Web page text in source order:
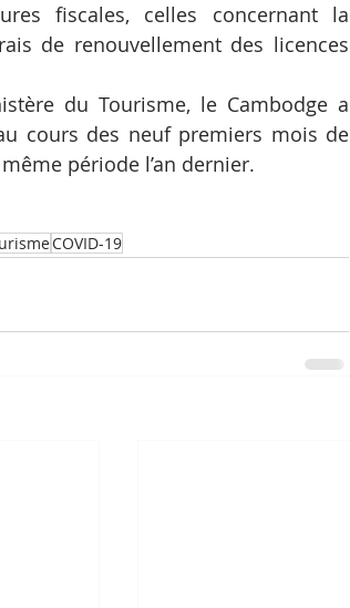
fiscales, celles concernant la
de renouvellement des licences
du Tourisme, le Cambodge a
cours des neuf premiers mois de
période l’an dernier.
COVID-19